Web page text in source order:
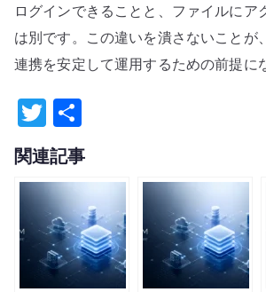
ログインできることと、ファイルにア
は別です。この違いを潰さないことが
連携を安定して運用するための前提に
T
w
it
te
r
有
関連記事